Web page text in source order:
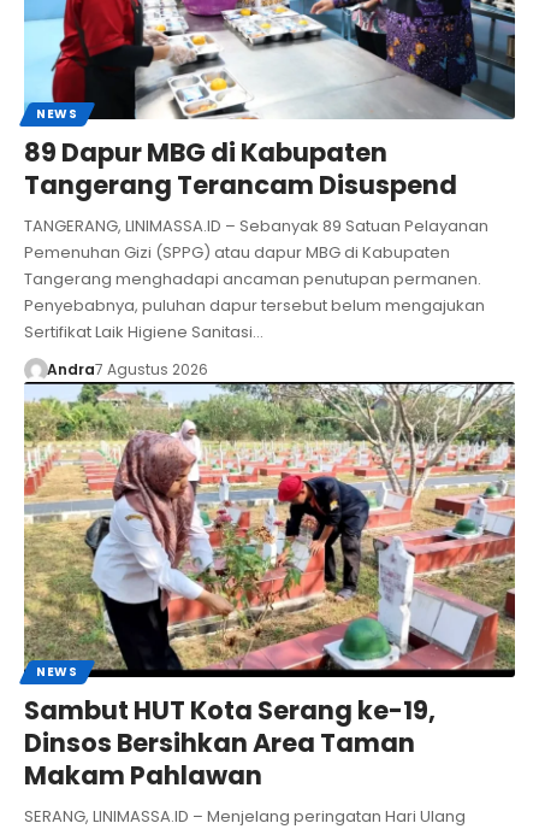
NEWS
89 Dapur MBG di Kabupaten
Tangerang Terancam Disuspend
TANGERANG, LINIMASSA.ID – Sebanyak 89 Satuan Pelayanan
Pemenuhan Gizi (SPPG) atau dapur MBG di Kabupaten
Tangerang menghadapi ancaman penutupan permanen.
Penyebabnya, puluhan dapur tersebut belum mengajukan
Sertifikat Laik Higiene Sanitasi…
Andra7 Agustus 2026
NEWS
Sambut HUT Kota Serang ke-19,
Dinsos Bersihkan Area Taman
Makam Pahlawan
SERANG, LINIMASSA.ID – Menjelang peringatan Hari Ulang